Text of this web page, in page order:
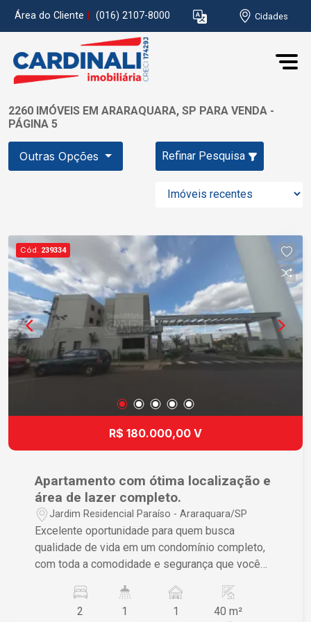
Área do Cliente (016) 2107-8000 Cidades
2260 IMÓVEIS EM ARARAQUARA, SP PARA VENDA -
PÁGINA 5
Outras Opções Refinar Pesquisa
Cód. 239334
R$ 180.000,00 V
Apartamento com ótima localização e
área de lazer completo.
Jardim Residencial Paraíso - Araraquara/SP
Excelente oportunidade para quem busca
qualidade de vida em um condomínio completo,
com toda a comodidade e segurança que você
dormitórios - Sala ampla e aconchegante -
Cozinha funcional - Banheiro social - Lavanderia -
2 1 1 40 m²